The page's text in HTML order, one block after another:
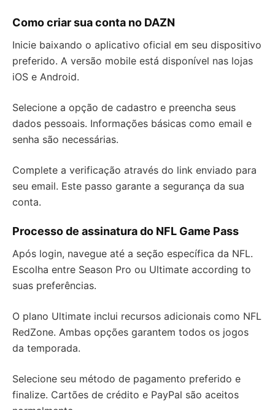
Como criar sua conta no DAZN
Inicie baixando o aplicativo oficial em seu dispositivo
preferido. A versão mobile está disponível nas lojas
iOS e Android.
Selecione a opção de cadastro e preencha seus
dados pessoais. Informações básicas como email e
senha são necessárias.
Complete a verificação através do link enviado para
seu email. Este passo garante a segurança da sua
conta.
Processo de assinatura do NFL Game Pass
Após login, navegue até a seção específica da NFL.
Escolha entre Season Pro ou Ultimate according to
suas preferências.
O plano Ultimate inclui recursos adicionais como NFL
RedZone. Ambas opções garantem todos os jogos
da temporada.
Selecione seu método de pagamento preferido e
finalize. Cartões de crédito e PayPal são aceitos